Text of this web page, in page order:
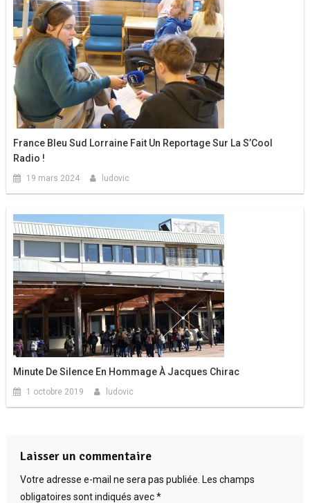
France Bleu Sud Lorraine Fait Un Reportage Sur La S’Cool
Radio !
19 mars 2024 ludovic
Minute De Silence En Hommage À Jacques Chirac
1 octobre 2019 ludovic
Laisser un commentaire
Votre adresse e-mail ne sera pas publiée. Les champs
obligatoires sont indiqués avec*